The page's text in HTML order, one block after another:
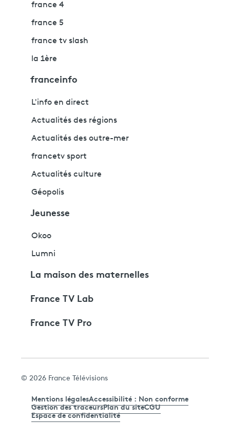
france 4
france 5
france tv slash
la 1ère
franceinfo
L'info en direct
Actualités des régions
Actualités des outre-mer
francetv sport
Actualités culture
Géopolis
Jeunesse
Okoo
Lumni
La maison des maternelles
France TV Lab
France TV Pro
© 2026 France Télévisions
Mentions légalesAccessibilité : Non conforme
Gestion des traceursPlan du siteCGU
Espace de confidentialité